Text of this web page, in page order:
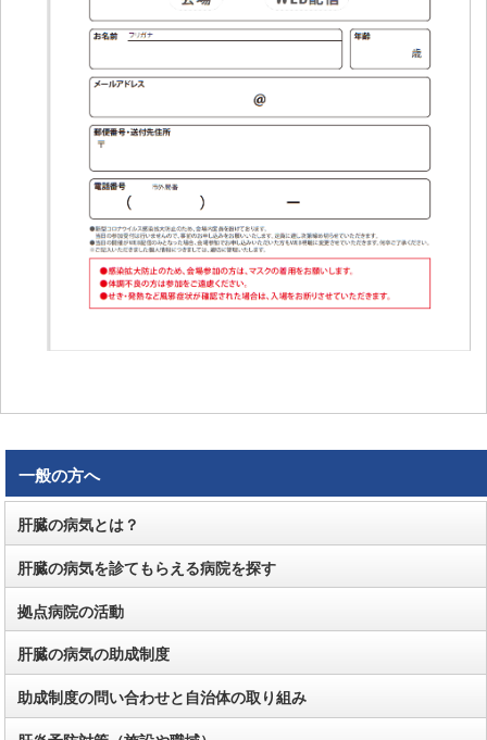
一般の方へ
肝臓の病気とは？
肝臓の病気を診てもらえる病院を探す
拠点病院の活動
肝臓の病気の助成制度
助成制度の問い合わせと自治体の取り組み